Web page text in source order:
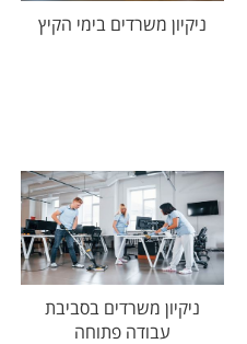
ניקיון משרדים בימי הקיץ
ניקיון משרדים בסביבת
עבודה פתוחה